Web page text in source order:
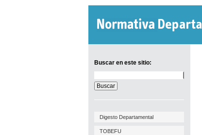
Buscar en este sitio:
en
este
sitio:
Digesto Departamental
TOBEFU